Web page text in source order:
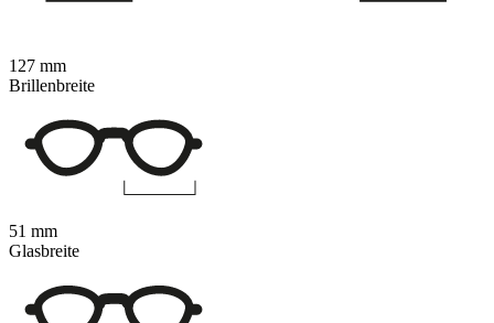
127 mm
Brillenbreite
51 mm
Glasbreite